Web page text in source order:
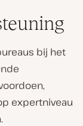
bij het
expertniveau